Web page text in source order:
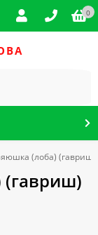
0
(лоба) (гавриш)
(гавриш)